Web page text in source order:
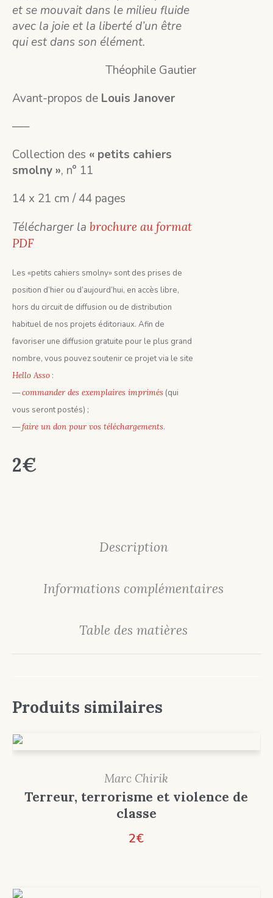
et se mouvait dans le milieu fluide
avec la joie et la liberté d’un être
qui est dans son élément.
Théophile Gautier
Avant-propos de Louis Janover
—–
Collection des « petits cahiers
smolny », n° 11
14 x 21 cm / 44 pages
Télécharger la brochure au format
PDF
Les «petits cahiers smolny» sont des prises de
position d’hier ou d’aujourd’hui, en accès libre,
hors du circuit de diffusion ou de distribution
habituel de nos projets éditoriaux. Afin de
favoriser une diffusion gratuite pour le plus grand
nombre, vous pouvez soutenir ce projet via le site
Hello Asso :
—commander des exemplaires imprimés (qui
vous seront postés) ;
—faire un don pour vos téléchargements.
2€
Description
Informations complémentaires
Table des matières
Produits similaires
Marc Chirik
Terreur, terrorisme et violence de
classe
2€